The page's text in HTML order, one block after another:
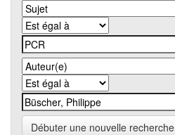
Débuter une nouvelle recherche